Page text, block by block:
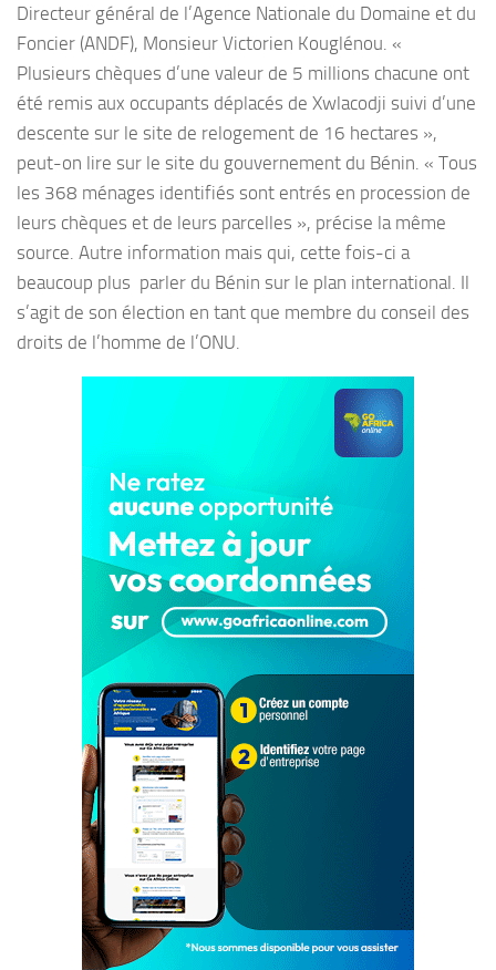
Directeur général de l’Agence Nationale du Domaine et du
Foncier (ANDF), Monsieur Victorien Kouglénou. «
Plusieurs chèques d’une valeur de 5 millions chacune ont
été remis aux occupants déplacés de Xwlacodji suivi d’une
descente sur le site de relogement de 16 hectares »,
peut-on lire sur le site du gouvernement du Bénin. « Tous
les 368 ménages identifiés sont entrés en procession de
leurs chèques et de leurs parcelles », précise la même
source. Autre information mais qui, cette fois-ci a
beaucoup plus parler du Bénin sur le plan international. Il
s’agit de son élection en tant que membre du conseil des
droits de l’homme de l’ONU.